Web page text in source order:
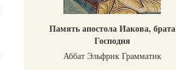
Память апостола Иакова, брата
Господня
Аббат Эльфрик Грамматик